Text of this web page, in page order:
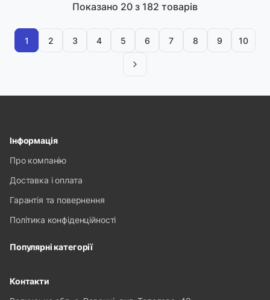
Показано 20 з 182 товарів
1 2 3 4 5 6 7 8 9 10
Інформація
Про компанію
Доставка і оплата
Гарантія та повернення
Політика конфіденційності
Популярні категорії
Контакти